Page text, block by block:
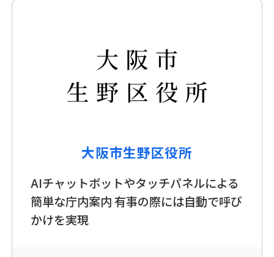
大阪市生野区役所
AIチャットボットやタッチパネルによる
簡単な庁内案内 有事の際には自動で呼び
かけを実現